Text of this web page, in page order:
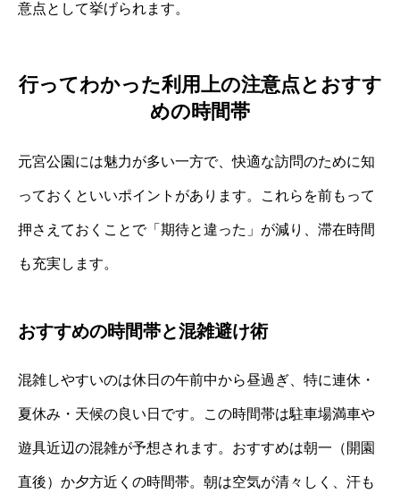
意点として挙げられます。
行ってわかった利用上の注意点とおすす
めの時間帯
元宮公園には魅力が多い一方で、快適な訪問のために知
っておくといいポイントがあります。これらを前もって
押さえておくことで「期待と違った」が減り、滞在時間
も充実します。
おすすめの時間帯と混雑避け術
混雑しやすいのは休日の午前中から昼過ぎ、特に連休・
夏休み・天候の良い日です。この時間帯は駐車場満車や
遊具近辺の混雑が予想されます。おすすめは朝一（開園
直後）か夕方近くの時間帯。朝は空気が清々しく、汗も